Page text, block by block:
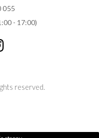
055
- 17:00)
reserved.